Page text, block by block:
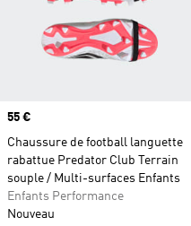
Prix
55 €
Chaussure de football languette
rabattue Predator Club Terrain
souple / Multi-surfaces Enfants
Enfants Performance
Nouveau